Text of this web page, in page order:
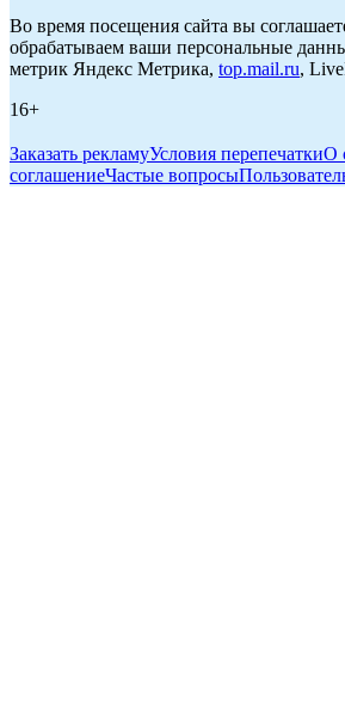
Во время посещения сайта вы
обрабатываем ваши персональные
метрик Яндекс Метрика, top.mail.ru,
16+
Заказать рекламуУсловия перепечаткиО
соглашениеЧастые вопросы